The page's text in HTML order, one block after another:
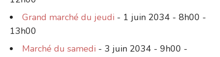
Grand marché du jeudi - 1 juin 2034 - 8h00 -
13h00
Marché du samedi - 3 juin 2034 - 9h00 -